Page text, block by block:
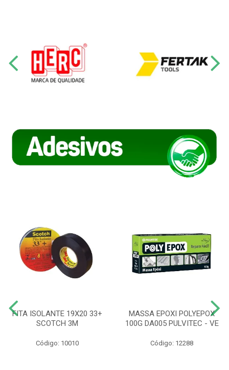
FITA ISOLANTE 19X20 33+
SCOTCH 3M
Código: 10010
MASSA EPOXI POLYEPOX
100G DA005 PULVITEC - VE
Código: 12288